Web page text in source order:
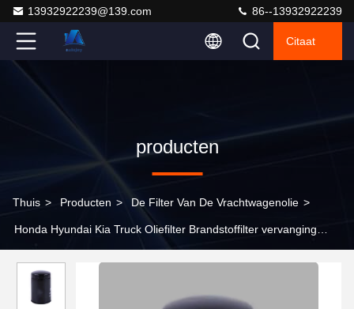
13932922239@139.com 86--13932922239
Citaat
producten
Thuis > Producten > De Filter Van De Vrachtwagenolie >
Honda Hyundai Kia Truck Oliefilter Brandstoffilter vervanging